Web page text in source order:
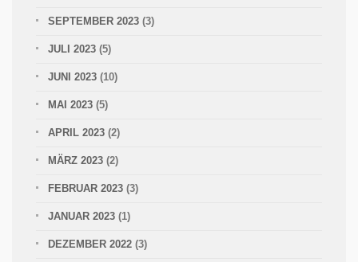
SEPTEMBER 2023 (3)
JULI 2023 (5)
JUNI 2023 (10)
MAI 2023 (5)
APRIL 2023 (2)
MÄRZ 2023 (2)
FEBRUAR 2023 (3)
JANUAR 2023 (1)
DEZEMBER 2022 (3)